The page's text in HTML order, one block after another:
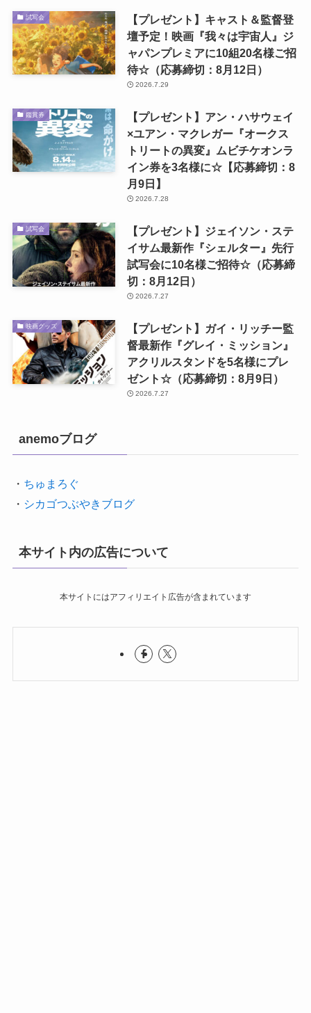
試写会
【プレゼント】キャスト＆監督登
壇予定！映画『我々は宇宙人』ジ
ャパンプレミアに10組20名様ご招
待☆（応募締切：8月12日）
2026.7.29
鑑賞券
【プレゼント】アン・ハサウェイ
×ユアン・マクレガー『オークス
トリートの異変』ムビチケオンラ
イン券を3名様に☆【応募締切：8
月9日】
2026.7.28
試写会
【プレゼント】ジェイソン・ステ
イサム最新作『シェルター』先行
試写会に10名様ご招待☆（応募締
切：8月12日）
2026.7.27
映画グッズ
【プレゼント】ガイ・リッチー監
督最新作『グレイ・ミッション』
アクリルスタンドを5名様にプレ
ゼント☆（応募締切：8月9日）
2026.7.27
anemoブログ
・ ちゅまろぐ
・ シカゴつぶやきブログ
本サイト内の広告について
本サイトにはアフィリエイト広告が含まれています